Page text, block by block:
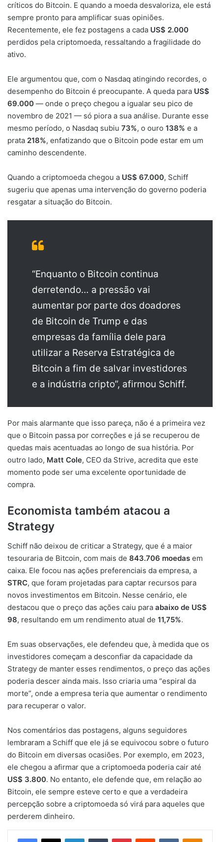
críticos do Bitcoin. E quando a moeda desvaloriza, ele está
sempre pronto para amplificar suas opiniões.
Recentemente, ele fez postagens a cada US$ 2.000
perdidos pela criptomoeda, ressaltando a fragilidade do
ativo.
Ele argumentou que, com o Nasdaq atingindo recordes, o
desempenho do Bitcoin é preocupante. A queda para US$
69.000 — onde o preço chegou a igualar seu pico de
novembro de 2021 — só piora a sua análise. Durante esse
mesmo período, o Nasdaq subiu 73%, o ouro 138% e a
prata 218%, enfatizando que o Bitcoin pode estar em um
caminho descendente.
Quando a criptomoeda chegou a US$ 67.000, Schiff
sugeriu que apenas uma intervenção do governo poderia
resgatar a situação do Bitcoin.
“Enquanto o Bitcoin continua
derretendo… a pressão vai
aumentar por parte dos doadores
de Bitcoin de Trump e das
empresas da família dele para
utilizar a Reserva Estratégica de
Bitcoin a fim de salvar investidores
e a indústria cripto”, afirmou Schiff.
Por mais alarmante que isso pareça, não é a primeira vez
que o Bitcoin passa por correções e já se recuperou de
quedas mais acentuadas ao longo de sua história. Por
outro lado, Matt Cole, CEO da Strive, acredita que este
momento pode ser uma excelente oportunidade de
compra.
Economista também atacou a
Strategy
Schiff não deixou de criticar a Strategy, que é a maior
tesouraria de Bitcoin, com mais de 843.706 moedas em
caixa. Ele focou nas ações preferenciais da empresa, a
STRC, que foram projetadas para captar recursos para
novos investimentos em Bitcoin. Nesse cenário, ele
destacou que o preço das ações caiu para abaixo de US$
98, resultando em um rendimento atual de 11,75%.
Em suas observações, ele defendeu que, à medida que os
investidores começam a desconfiar da capacidade da
Strategy de manter esses rendimentos, o preço das ações
poderia descer ainda mais. Isso criaria uma “espiral da
morte”, onde a empresa teria que aumentar o rendimento
para recuperar o valor.
Nos comentários das postagens, alguns seguidores
lembraram a Schiff que ele já se equivocou sobre o futuro
do Bitcoin em diversas ocasiões. Por exemplo, em 2023,
ele chegou a afirmar que a criptomoeda poderia cair até
US$ 3.800. No entanto, ele defende que, em relação ao
Bitcoin, ele sempre esteve certo e que a verdadeira
percepção sobre a criptomoeda só virá para aqueles que
perderem dinheiro.
Facebook
X LinkedinTumblr PinterestReddit VK OK